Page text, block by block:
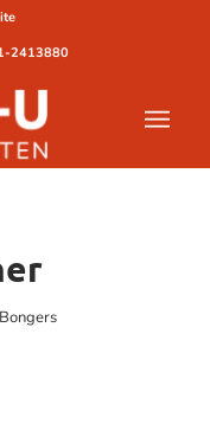
2413880